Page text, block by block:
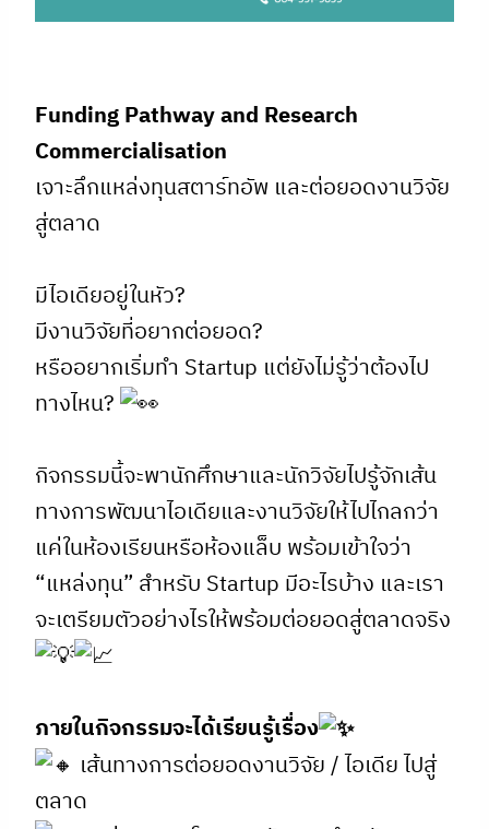
Funding Pathway and Research
Commercialisation
เจาะลึกแหล่งทุนสตาร์ทอัพ และต่อยอดงานวิจัย
สู่ตลาด
มีไอเดียอยู่ในหัว?
มีงานวิจัยที่อยากต่อยอด?
หรืออยากเริ่มทำ Startup แต่ยังไม่รู้ว่าต้องไป
ทางไหน?
กิจกรรมนี้จะพานักศึกษาและนักวิจัยไปรู้จักเส้น
ทางการพัฒนาไอเดียและงานวิจัยให้ไปไกลกว่า
แค่ในห้องเรียนหรือห้องแล็บ พร้อมเข้าใจว่า
“แหล่งทุน” สำหรับ Startup มีอะไรบ้าง และเรา
จะเตรียมตัวอย่างไรให้พร้อมต่อยอดสู่ตลาดจริง
ภายในกิจกรรมจะได้เรียนรู้เรื่อง
เส้นทางการต่อยอดงานวิจัย / ไอเดีย ไปสู่
ตลาด